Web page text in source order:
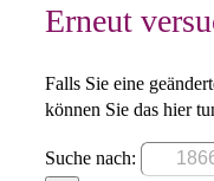
Erneut
Falls Sie eine
können Sie das hier
Suche nach: